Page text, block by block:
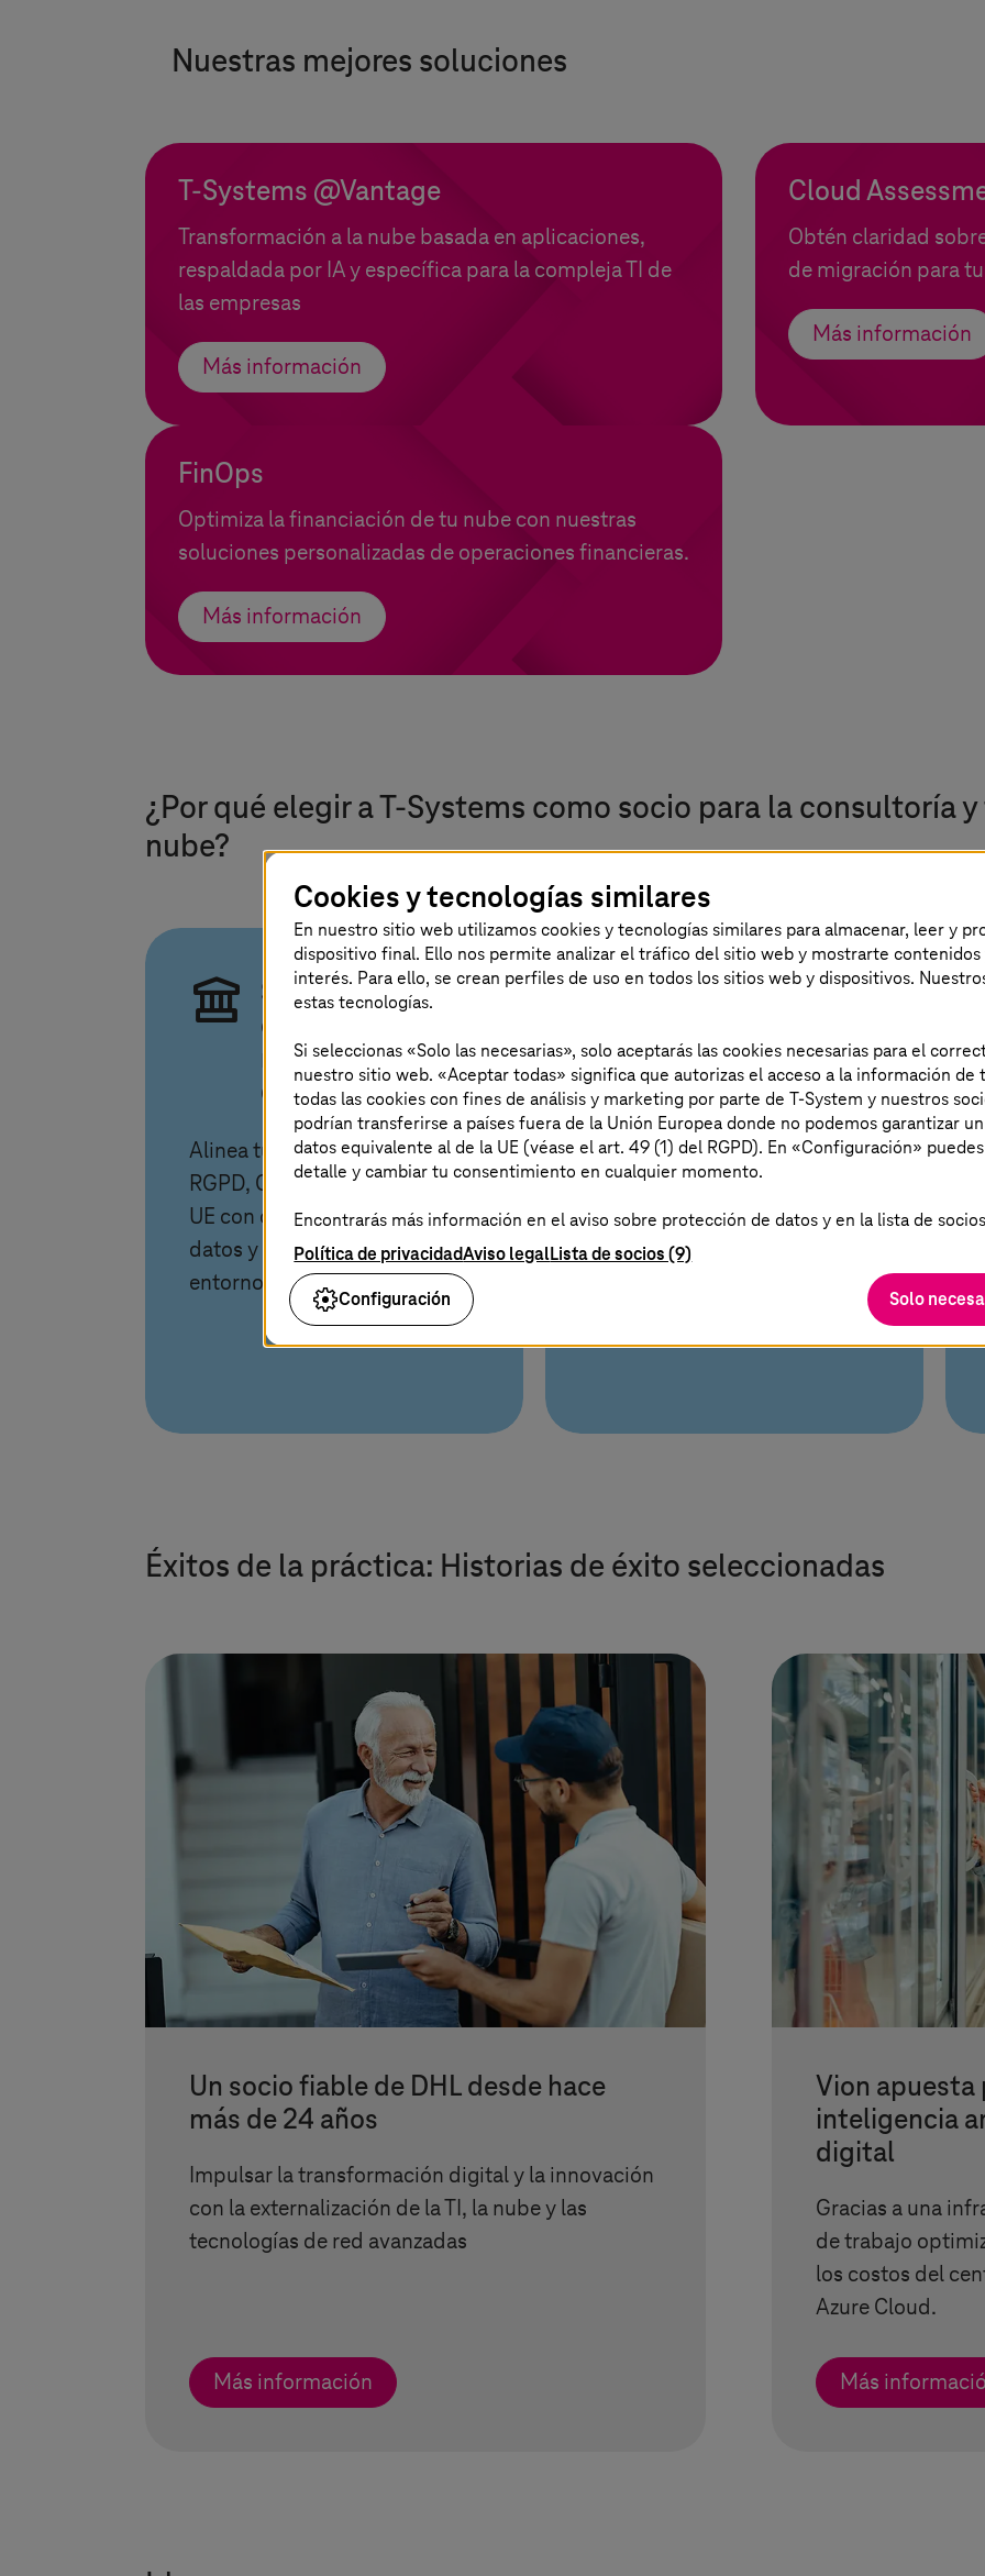
Nuestras mejores soluciones
T-Systems @Vantage
Transformación a la nube basada en aplicaciones,
respaldada por IA y específica para la compleja TI de
las empresas
Más información
Cloud
Obtén claridad
de migración para
Más información
FinOps
Optimiza la financiación de tu nube con nuestras
soluciones personalizadas de operaciones financieras.
Más información
¿Por qué elegir aT-Systems como socio para la consultoría
nube?
Soberanía y
conformidad
regulatoria «por
diseño»
Alinea tu nube con DORA,
RGPD, GxP y la Ley de IA de la
UE con control total sobre
datos y cargas de trabajo en
entornos multinube.
Soberanía de la IA
modelos
Desarrolla flujos de trabajo de
IA soberanos con total
portabilidad de modelos para
evitar la dependencia de un
proveedor y reducir los
Éxitos de la práctica: Historias de éxito seleccionadas
Un socio fiable de DHL desde hace
más de 24 años
Impulsar la transformación digital y la innovación
con la externalización de la TI, la nube y las
tecnologías de red avanzadas
Más información
Vion apuesta
inteligencia
digital
Gracias a una
de trabajo
los costos del
Azure Cloud.
Más
Cookies y tecnologías similares
En nuestro sitio web utilizamos cookies y tecnologías similares para almacenar, leer y
dispositivo final. Ello nos permite analizar el tráfico del sitio web y mostrarte
interés. Para ello, se crean perfiles de uso en todos los sitios web y dispositivos.
estas tecnologías.
Si seleccionas «Solo las necesarias», solo aceptarás las cookies necesarias para el
nuestro sitio web. «Aceptar todas» significa que autorizas el acceso a la información de
todas las cookies con fines de análisis y marketing por parte de T-System y nuestros
podrían transferirse a países fuera de la Unión Europea donde no podemos garantizar
datos equivalente al de la UE (véase el art. 49 (1) del RGPD). En «Configuración»
detalle y cambiar tu consentimiento en cualquier momento.
Encontrarás más información en el aviso sobre protección de datos y en la lista de
Política de privacidadAviso legalLista de socios (9)
Configuración
Solo